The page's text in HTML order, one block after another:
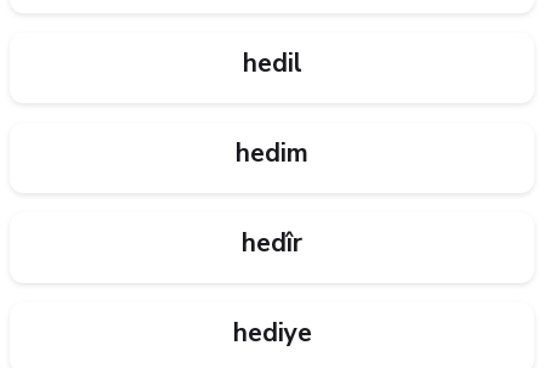
hedil
hedim
hedîr
hediye